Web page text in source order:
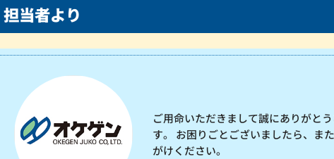
担当者より
ご用命いただきまして誠にありがと
す。 お困りごとございましたら、ま
がけください。